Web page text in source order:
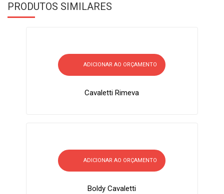
PRODUTOS SIMILARES
ADICIONAR AO ORÇAMENTO
Cavaletti Rimeva
ADICIONAR AO ORÇAMENTO
Boldy Cavaletti